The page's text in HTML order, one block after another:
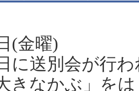
(金曜)
に送別会が行
きなかぶ」を